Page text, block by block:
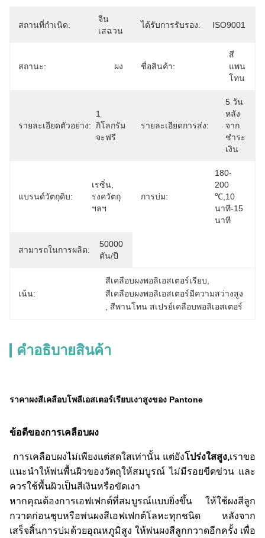
สถานที่กำเนิด:
จีน
เสฉวน
ได้รับการรับรอง: ISO9001
สถานะ: ผง ชื่อสินค้า:
สี
แพน
โทน
รายละเอียดตัวอย่าง:
1
กิโลกรัม
จะฟรี
รายละเอียดการส่ง:
5 วัน
หลัง
จาก
ชำระ
เงิน
แบรนด์วัตถุดิบ:
เรซิ่น,
รงควัตถุ
ฯลฯ
การบ่ม:
180-
200
℃,10
นาที-15
นาที
สามารถในการผลิต:
50000
ตัน/ปี
เน้น:
สีเคลือบผงพอลิเอสเตอร์เรียบ
สีเคลือบผงพอลิเอสเตอร์มีความสว่างสูง
สีพานโทน สเปรย์เคลือบพอลิเอสเตอร์
คําอธิบายสินค้า
ราคาผงสีเคลือบโพลีเอสเตอร์เรียบเงาสูงของ Pantone
ข้อดีของการเคลือบผง
การเคลือบผงไม่เพียงแต่สดใสเท่านั้น แต่ยังโปร่งใสสูง,เราขอ
แนะนำให้พ่นพื้นผิวของวัตถุให้สมบูรณ์ ไม่มีรอยขีดข่วน และ
ควรใช้พื้นผิวเป็นสีเงินหรือขัดเงา
หากคุณต้องการเอฟเฟกต์ที่สมบูรณ์แบบยิ่งขึ้น ให้ใช้ผงสีลูก
กวาดก่อนชุบหรือพ่นผงสีเอฟเฟกต์โลหะทุกชนิด หลังจาก
เสร็จสิ้นการบ่มด้วยอุณหภูมิสูง ให้พ่นผงสีลูกกวาดอีกครั้ง เพื่อ